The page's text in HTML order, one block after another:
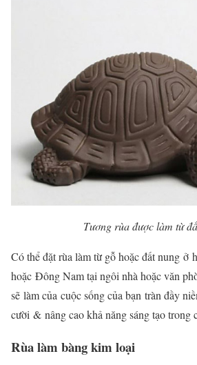
Tương rùa được làm từ
Có thể đặt rùa làm từ gỗ hoặc đất nung ở
hoặc Đông Nam tại ngôi nhà hoặc văn
sẽ làm của cuộc sống của bạn tràn đầy
cười & nâng cao khả năng sáng tạo trong
Rùa làm bàng kim loại